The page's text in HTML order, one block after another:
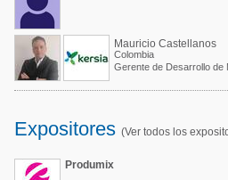
Mauricio Castellanos
Colombia
Expositores (Ver todos los
Produmix